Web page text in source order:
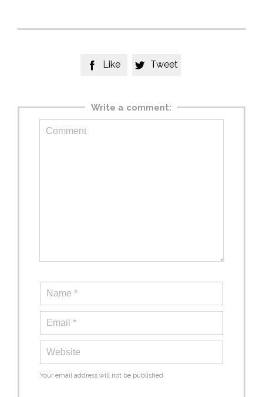
 Like  Tweet
Write a comment:
Your email address will not be published.